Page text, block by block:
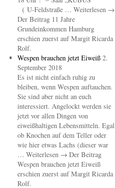
( U-Feldstraße … Weiterlesen →
Der Beitrag 11 Jahre
Grundeinkommen Hamburg
erschien zuerst auf Margit Ricarda
Rolf.
Wespen brauchen jetzt Eiweiß 2.
September 2018
Es ist nicht einfach ruhig zu
bleiben, wenn Wespen auftauchen.
Sie sind aber nicht an euch
interessiert. Angelockt werden sie
jetzt vor allen Dingen von
eiweißhaltigen Lebensmitteln. Egal
ob Knochen auf dem Teller oder
wie hier etwas Lachs (dieser war
… Weiterlesen → Der Beitrag
Wespen brauchen jetzt Eiweiß
erschien zuerst auf Margit Ricarda
Rolf.